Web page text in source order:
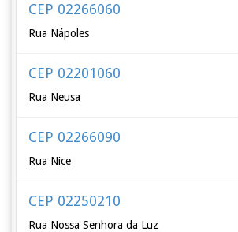
CEP 02266060
Rua Nápoles
CEP 02201060
Rua Neusa
CEP 02266090
Rua Nice
CEP 02250210
Rua Nossa Senhora da Luz